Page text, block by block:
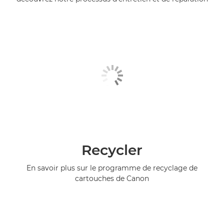
Recycler
En savoir plus sur le programme de recyclage de
cartouches de Canon